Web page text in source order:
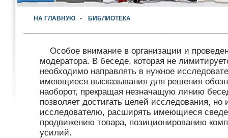
НА ГЛАВНУЮ - БИБЛИОТЕКА
Особое внимание в организации и
модератора. В беседе, которая не
необходимо направлять в нужное
имеющиеся высказывания для решения
наоборот, прекращая незначащую линию
позволяет достигать целей исследования,
исследователю, расширять имеющиеся
продвижению товара, позиционированию
усилий.